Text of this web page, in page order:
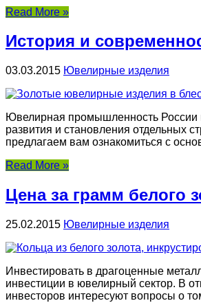
Read More »
История и
03.03.2015 Ювелирные изделия
Ювелирная промышленность России
развития и становления отдельных
предлагаем вам ознакомиться с
Read More »
Цена за грамм белого
25.02.2015 Ювелирные изделия
Инвестировать в драгоценные
инвестиции в ювелирный сектор. В
инвесторов интересуют вопросы о